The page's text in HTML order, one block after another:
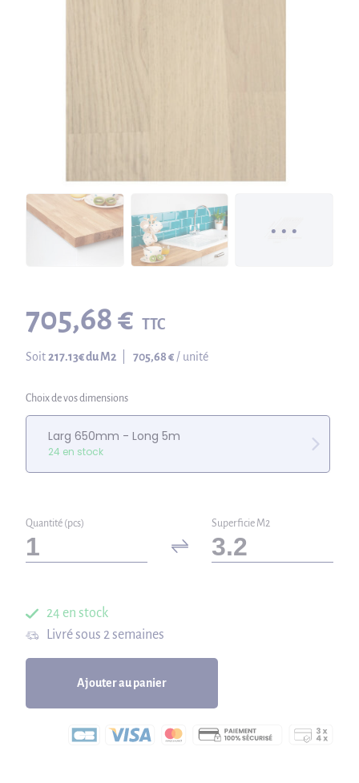
705,68 € TTC
Soit 217.13€ du M2 705,68 € / unité
Choix de vos dimensions
Larg 650mm - Long 5m
24 en stock
Quantité (pcs) Superficie M2
24 en stock
Livré sous 2 semaines
Ajouter au panier